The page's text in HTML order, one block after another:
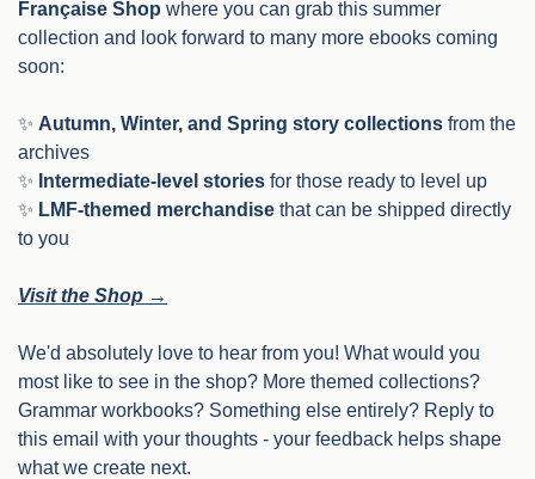
Française Shop where you can grab this summer
collection and look forward to many more ebooks coming
soon:
✨ Autumn, Winter, and Spring story collections from the
archives
✨ Intermediate-level stories for those ready to level up
✨ LMF-themed merchandise that can be shipped directly
to you
Visit the Shop →
We'd absolutely love to hear from you! What would you
most like to see in the shop? More themed collections?
Grammar workbooks? Something else entirely? Reply to
this email with your thoughts - your feedback helps shape
what we create next.